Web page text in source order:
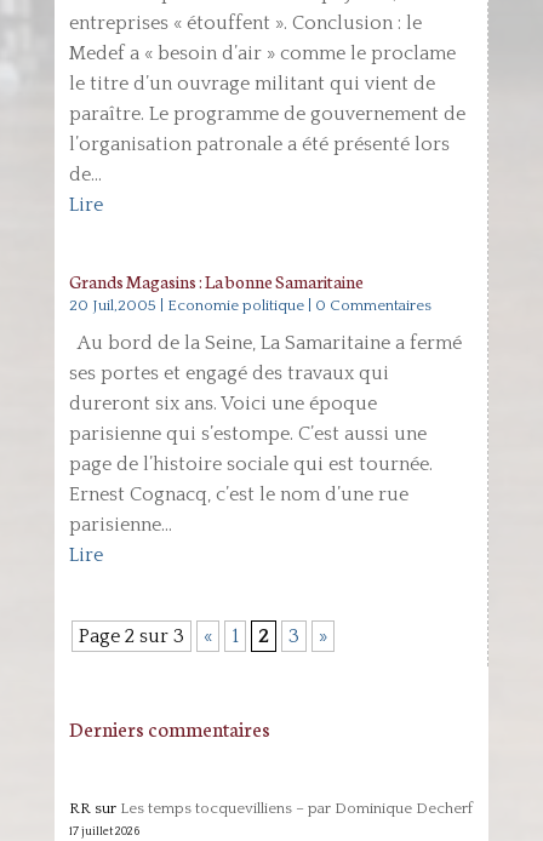
entreprises « étouffent ». Conclusion : le
Medef a « besoin d’air » comme le proclame
le titre d’un ouvrage militant qui vient de
paraître. Le programme de gouvernement de
l’organisation patronale a été présenté lors
de...
Lire
Grands Magasins : La bonne Samaritaine
20 Juil,2005 Economie politique| 0 Commentaires
Au bord de la Seine, La Samaritaine a fermé
ses portes et engagé des travaux qui
dureront six ans. Voici une époque
parisienne qui s’estompe. C’est aussi une
page de l’histoire sociale qui est tournée.
Ernest Cognacq, c’est le nom d’une rue
parisienne...
Lire
Page 2 sur 3 « 1 2 3 »
Derniers commentaires
RRsur Les temps tocquevilliens – par Dominique Decherf
17 juillet 2026